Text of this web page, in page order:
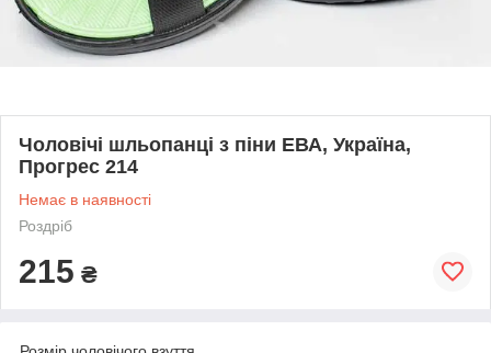
Чоловічі шльопанці з піни ЕВА, Україна,
Прогрес 214
Немає в наявності
Роздріб
215 ₴